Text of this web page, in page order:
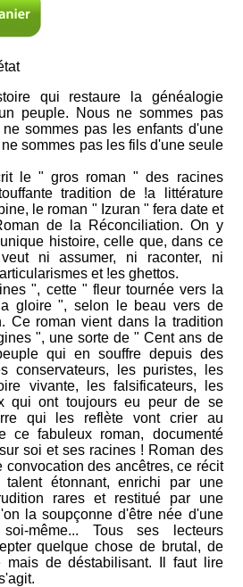
qui restaure la généalogie
peuple. Nous ne sommes pas
sommes pas les enfants d'une
sommes pas les fils d'une seule
le " gros roman " des racines
tradition de !a littérature
le roman " Izuran " fera date et
de la Réconciliation. On y
histoire, celle que, dans ce
ni assumer, ni raconter, ni
et !es ghettos.
", cette " fleur tournée vers la
gloire ", selon le beau vers de
Ce roman vient dans la tradition
", une sorte de " Cent ans de
qui en souffre depuis des
conservateurs, les puristes, les
vivante, les falsificateurs, les
qui ont toujours eu peur de se
qui les reflète vont crier au
ce fabuleux roman, documenté
soi et ses racines ! Roman des
convocation des ancêtres, ce récit
étonnant, enrichi par une
rares et restitué par une
la soupçonne d'être née d'une
même... Tous ses lecteurs
quelque chose de brutal, de
mais de déstabilisant. Il faut lire